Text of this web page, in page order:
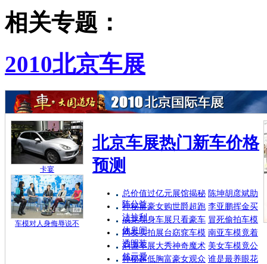
相关专题：
2010北京车展
卡宴
车模对人身侮辱说不
北京车展热门新车价格
预测
总价值过亿元展馆揭秘 陈坤胡彦斌助
阵公益
神秘富豪女购世爵超跑 李亚鹏挥金买
法拉利
成龙现身车展只看豪车 冒死偷拍车模
休息间
网友实拍展台窈窕车模 南亚车模竟着
透明装
刘谦车展大秀神奇魔术 美女车模竟公
然示爱
神秘超低胸富豪女观众 谁是最养眼花